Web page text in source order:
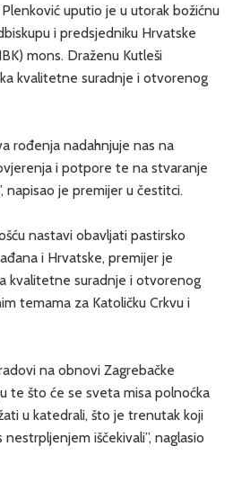
uputio je u utorak božićnu
i predsjedniku Hrvatske
mons. Draženu Kutleši
kvalitetne suradnje i otvorenog
rođenja nadahnjuje nas na
i potpore te na stvaranje
napisao je premijer u čestitci.
nastavi obavljati pastirsko
i Hrvatske, premijer je
kvalitetne suradnje i otvorenog
temama za Katoličku Crkvu i
na obnovi Zagrebačke
te što će se sveta misa polnoćka
u katedrali, što je trenutak koji
iščekivali”, naglasio